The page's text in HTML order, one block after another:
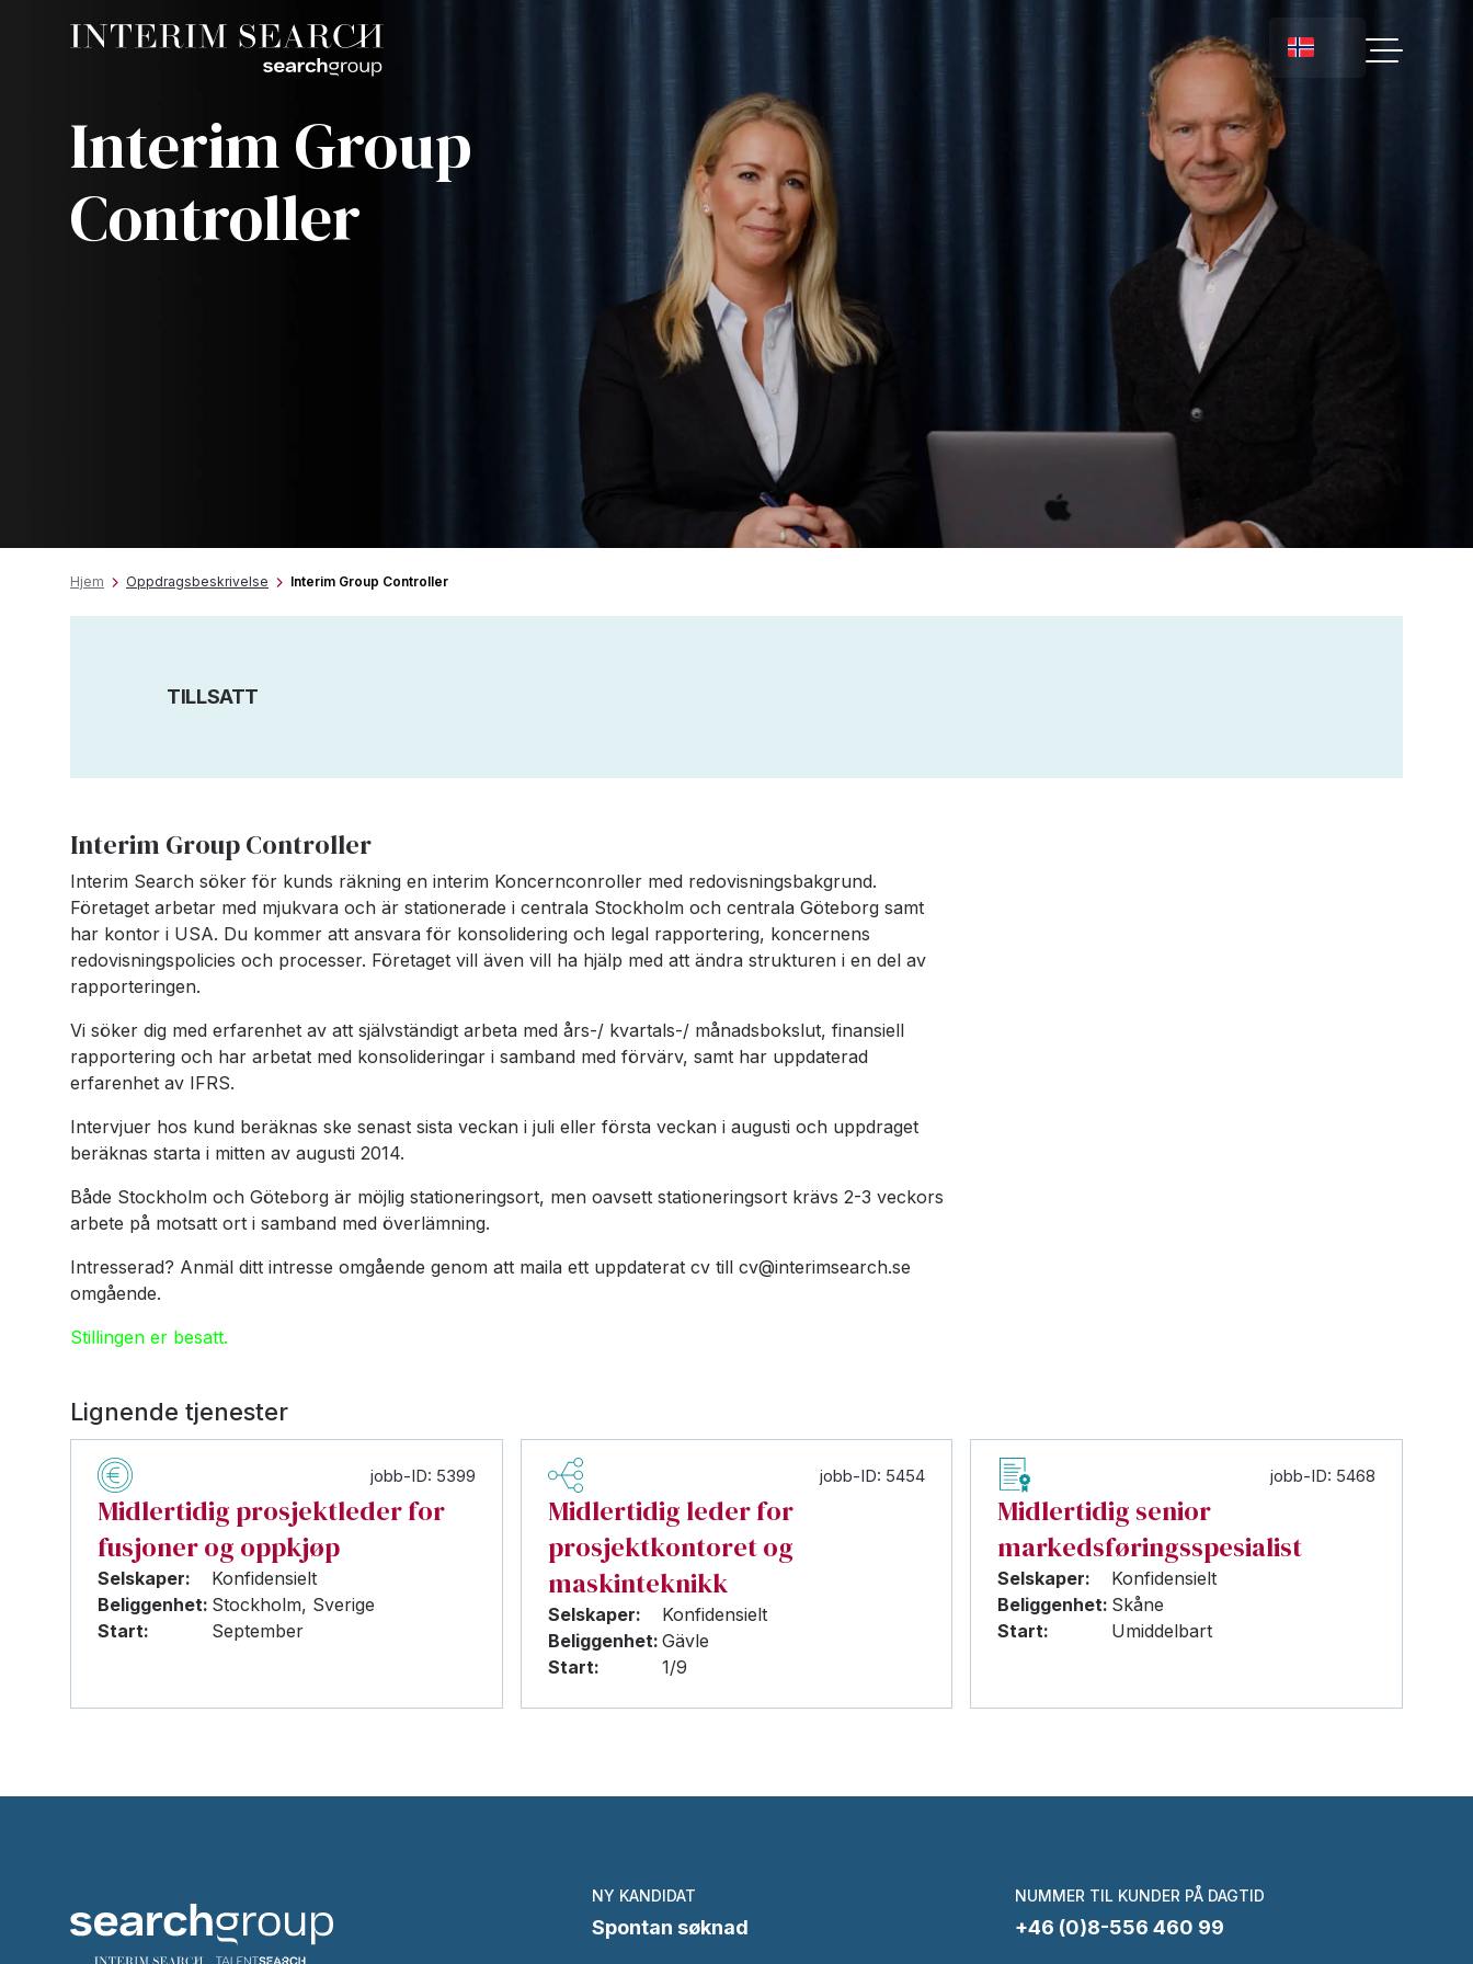
Interim Group
Controller
Hjem Oppdragsbeskrivelse Interim Group Controller
TILLSATT
Interim Group Controller
Interim Search söker för kunds räkning en interim Koncernconroller med redovisningsbakgrund.
Företaget arbetar med mjukvara och är stationerade i centrala Stockholm och centrala Göteborg samt
har kontor i USA. Du kommer att ansvara för konsolidering och legal rapportering, koncernens
redovisningspolicies och processer. Företaget vill även vill ha hjälp med att ändra strukturen i en del av
rapporteringen.
Vi söker dig med erfarenhet av att självständigt arbeta med års-/ kvartals-/ månadsbokslut, finansiell
rapportering och har arbetat med konsolideringar i samband med förvärv, samt har uppdaterad
erfarenhet av IFRS.
Intervjuer hos kund beräknas ske senast sista veckan i juli eller första veckan i augusti och uppdraget
beräknas starta i mitten av augusti 2014.
Både Stockholm och Göteborg är möjlig stationeringsort, men oavsett stationeringsort krävs 2-3 veckors
arbete på motsatt ort i samband med överlämning.
Intresserad? Anmäl ditt intresse omgående genom att maila ett uppdaterat cv till cv@interimsearch.se
omgående.
Stillingen er besatt.
Lignende tjenester
jobb-ID: 5399
Midlertidig prosjektleder for
fusjoner og oppkjøp
Selskaper:
Konfidensielt
Beliggenhet: Stockholm, Sverige
Start:
September
jobb-ID: 5454
Midlertidig leder for
prosjektkontoret og
maskinteknikk
Selskaper:
Konfidensielt
Beliggenhet: Gävle
Start:
1/9
jobb-ID: 5468
Midlertidig senior
markedsføringsspesialist
Selskaper:
Konfidensielt
Beliggenhet: Skåne
Start:
Umiddelbart
NY KANDIDAT
Spontan søknad
NUMMER TIL KUNDER PÅ DAGTID
+46 (0)8-556 460 99